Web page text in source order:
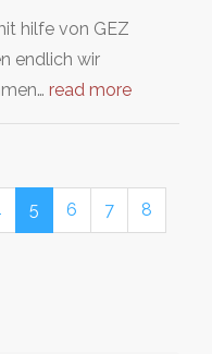
hilfe von GEZ
endlich wir
read more
5 6 7 8